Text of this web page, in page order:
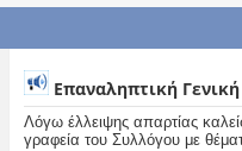
Επαναληπτική
Λόγω έλλειψης απαρτίας
γραφεία του Συλλόγου με